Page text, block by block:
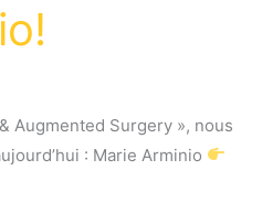
Augmented Surgery », nous
: Marie Arminio